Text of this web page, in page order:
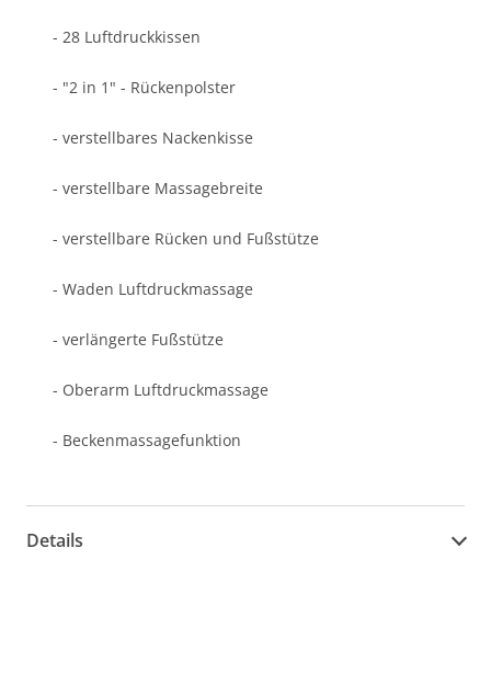
- 28 Luftdruckkissen
- "2 in 1" - Rückenpolster
- verstellbares Nackenkisse
- verstellbare Massagebreite
- verstellbare Rücken und Fußstütze
- Waden Luftdruckmassage
- verlängerte Fußstütze
- Oberarm Luftdruckmassage
- Beckenmassagefunktion
Details